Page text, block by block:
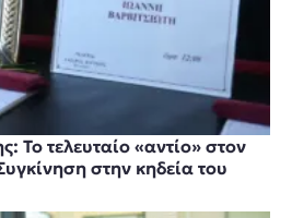
Το τελευταίο «αντίο» στον
στην κηδεία του